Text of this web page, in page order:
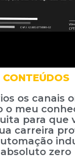
CONTEÚDOS
os canais
o meu
para que
carreira
absoluto zero